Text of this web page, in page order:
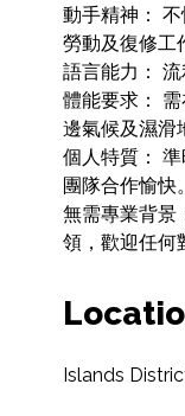
動手精神：
勞動及復修工
語言能力： 流
體能要求：
邊氣候及濕滑
個人特質：
團隊合作愉快。
無需專業背景
領，歡迎任何
Islands